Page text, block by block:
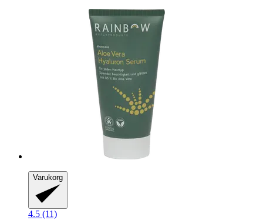
Varukorg
4.5 (11)